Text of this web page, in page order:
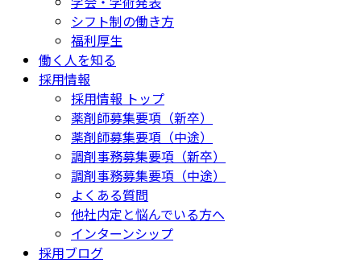
シフト制の働き方
福利厚生
働く人を知る
採用情報
採用情報 トップ
薬剤師募集要項（新卒）
薬剤師募集要項（中途）
調剤事務募集要項（新卒）
調剤事務募集要項（中途）
よくある質問
他社内定と悩んでいる方へ
インターンシップ
採用ブログ